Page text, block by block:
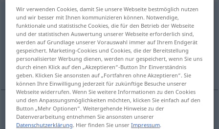
izlazni
Übersicht aller Übersetzungen
(Für mehr Details die Übersetzung anklicken/antippen)
Ausgangs-
Ausgangs- izlazni
Wir verwenden Cookies, damit Sie unsere Webseite bestmöglich nutzen
und wir besser mit Ihnen kommunizieren können. Notwendige,
funktionale und statistische Cookies, die für den Betrieb der Webseite
und der statistischen Auswertung unserer Webseite erforderlich sind,
werden auf Grundlage unserer Vorauswahl immer auf Ihrem Endgerät
gespeichert. Marketing-Cookies und Cookies, die der Bereitstellung
personalisierter Werbung dienen, werden nur gespeichert, wenn Sie uns
durch einen Klick auf den „Akzeptieren“-Button Ihr Einverständnis
geben. Klicken Sie ansonsten auf „Fortfahren ohne Akzeptieren“. Sie
können Ihre Einwilligung jederzeit für zukünftige Besuche unserer
Webseite widerrufen. Wenn Sie weitere Informationen zu den Cookies
und den Anpassungsmöglichkeiten möchten, klicken Sie einfach auf den
Button „Mehr Optionen“. Weitergehende Hinweise zu der
Datenverarbeitung entnehmen Sie ansonsten unserer
Datenschutzerklärung. Hier finden Sie unserImpressum.